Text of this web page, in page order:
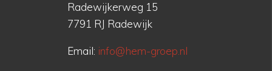
Radewijkerweg 15
7791 RJ Radewijk
Email: info@hem-groep.nl